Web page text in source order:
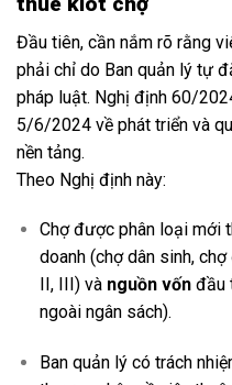
Đầu tiên, cần nắm rõ rằng
phải chỉ do Ban quản lý tự
pháp luật. Nghị định 60/
5/6/2024 về phát triển và
nền tảng.
Theo Nghị định này:
Chợ được phân loại mới
doanh (chợ dân sinh,
II, III) và nguồn vốnđầu
ngoài ngân sách).
Ban quản lý có trách